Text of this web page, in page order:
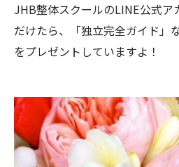
JHB整体スクールのLINE公式ア
だけたら、「独立完全ガイド」
をプレゼントしていますよ！